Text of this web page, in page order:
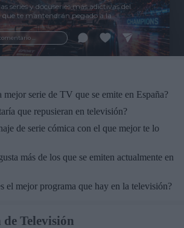
...
series y docuseries más adictivas del
te mantendrán pegado a la
De dramas épicos a risas puras. 🏆
colección para tu próximo
mejor serie de TV que se emite en España?
que repusieran en televisión?
de serie cómica con el que mejor te lo
más de los que se emiten actualmente en
el mejor programa que hay en la televisión?
Televisión